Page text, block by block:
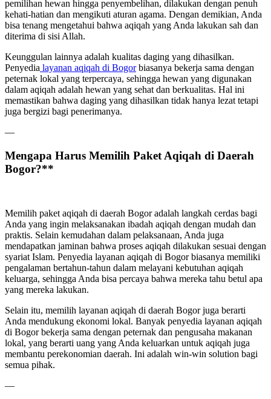
pemilihan hewan hingga penyembelihan, dilakukan dengan penuh
kehati-hatian dan mengikuti aturan agama. Dengan demikian, Anda
bisa tenang mengetahui bahwa aqiqah yang Anda lakukan sah dan
diterima di sisi Allah.
Keunggulan lainnya adalah kualitas daging yang dihasilkan.
Penyedia layanan aqiqah di Bogorbiasanya bekerja sama dengan
peternak lokal yang terpercaya, sehingga hewan yang digunakan
dalam aqiqah adalah hewan yang sehat dan berkualitas. Hal ini
memastikan bahwa daging yang dihasilkan tidak hanya lezat tetapi
juga bergizi bagi penerimanya.
—
Mengapa Harus Memilih Paket Aqiqah di Daerah
Bogor?**
Memilih paket aqiqah di daerah Bogor adalah langkah cerdas bagi
Anda yang ingin melaksanakan ibadah aqiqah dengan mudah dan
praktis. Selain kemudahan dalam pelaksanaan, Anda juga
mendapatkan jaminan bahwa proses aqiqah dilakukan sesuai dengan
syariat Islam. Penyedia layanan aqiqah di Bogor biasanya memiliki
pengalaman bertahun-tahun dalam melayani kebutuhan aqiqah
keluarga, sehingga Anda bisa percaya bahwa mereka tahu betul apa
yang mereka lakukan.
Selain itu, memilih layanan aqiqah di daerah Bogor juga berarti
Anda mendukung ekonomi lokal. Banyak penyedia layanan aqiqah
di Bogor bekerja sama dengan peternak dan pengusaha makanan
lokal, yang berarti uang yang Anda keluarkan untuk aqiqah juga
membantu perekonomian daerah. Ini adalah win-win solution bagi
semua pihak.
—